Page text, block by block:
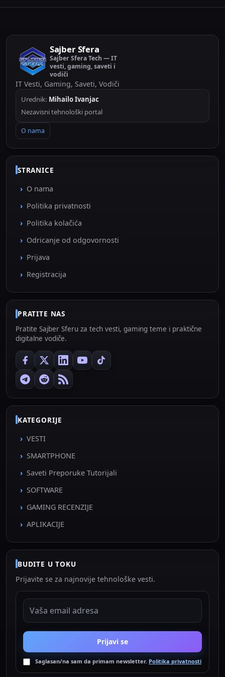
Sajber Sfera
Sajber Sfera Tech — IT
vesti, gaming, saveti i
vodiči
IT Vesti, Gaming, Saveti, Vodiči
Urednik: Mihailo Ivanjac
Nezavisni tehnološki portal
O nama
STRANICE
O nama
Politika privatnosti
Politika kolačića
Odricanje od odgovornosti
Prijava
Registracija
PRATITE NAS
Pratite Sajber Sferu za tech vesti, gaming teme i praktične
digitalne vodiče.
KATEGORIJE
VESTI
SMARTPHONE
Saveti Preporuke Tutorijali
SOFTWARE
GAMING RECENZIJE
APLIKACIJE
BUDITE U TOKU
Prijavite se za najnovije tehnološke vesti.
EMAIL ADRESA
Prijavi se
Saglasan/na sam da primam newsletter. Politika privatnosti